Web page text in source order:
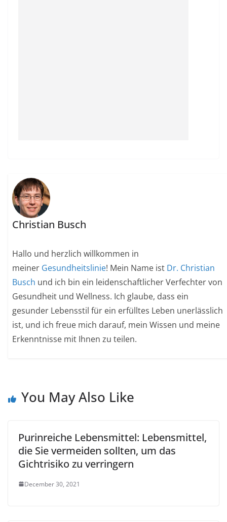
Christian Busch
Hallo und herzlich willkommen in
meiner Gesundheitslinie! Mein Name ist Dr. Christian
Busch und ich bin ein leidenschaftlicher Verfechter von
Gesundheit und Wellness. Ich glaube, dass ein
gesunder Lebensstil für ein erfülltes Leben unerlässlich
ist, und ich freue mich darauf, mein Wissen und meine
Erkenntnisse mit Ihnen zu teilen.
You May Also Like
Purinreiche Lebensmittel: Lebensmittel,
die Sie vermeiden sollten, um das
Gichtrisiko zu verringern
December 30, 2021